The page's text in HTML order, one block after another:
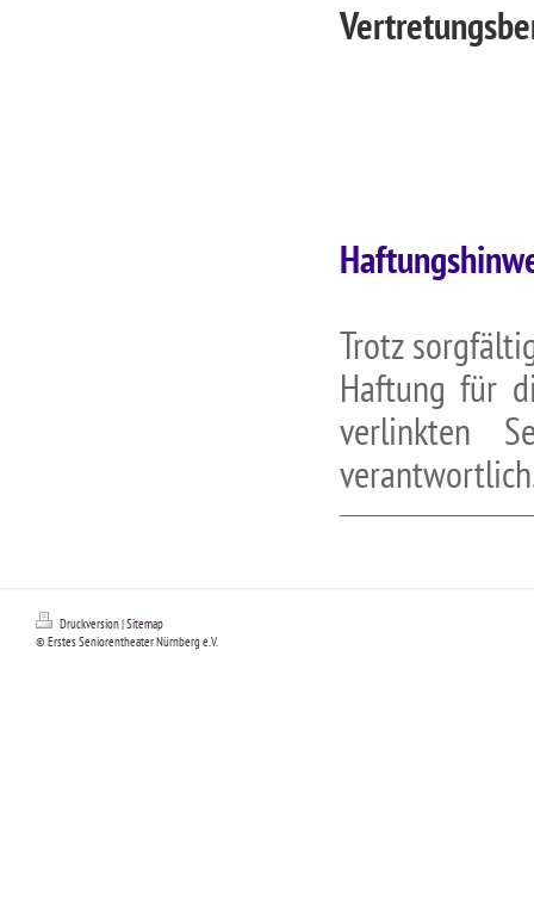
Trotz
Haftung für
verlinkten
Druckversion|Sitemap
© Erstes Seniorentheater Nürnberg e.V.